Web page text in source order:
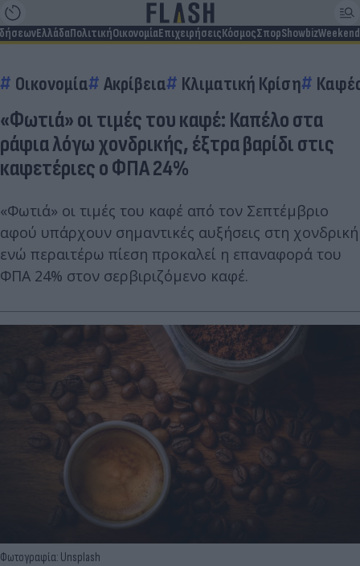
ΕλλάδαΠολιτικήΟικονομίαΕπιχειρήσειςΚόσμοςΣπορShowbizWeekend
Οικονομία Ακρίβεια Κλιματική Κρίση
«Φωτιά» οι τιμές του καφέ: Καπέλο στα
ράφια λόγω χονδρικής, έξτρα βαρίδι στις
καφετέριες ο ΦΠΑ 24%
«Φωτιά» οι τιμές του καφέ από τον Σεπτέμβριο
αφού υπάρχουν σημαντικές αυξήσεις στη χονδρική
ενώ περαιτέρω πίεση προκαλεί η επαναφορά του
ΦΠΑ 24% στον σερβιριζόμενο καφέ.
Φωτογραφία: Unsplash